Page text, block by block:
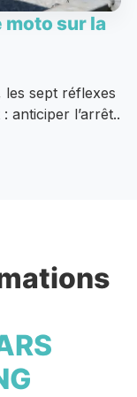
moto sur la
sept réflexes
anticiper l’arrêt..